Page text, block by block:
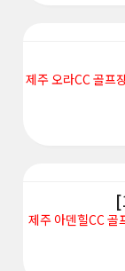
제주 오라CC 골프
제주 아덴힐CC 골